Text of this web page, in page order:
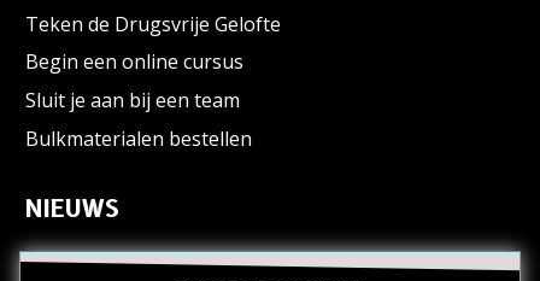
Teken de Drugsvrije Gelofte
Begin een online cursus
Sluit je aan bij een team
Bulkmaterialen bestellen
NIEUWS